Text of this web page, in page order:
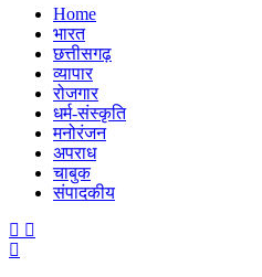
Home
भारत
छत्तीसगढ़
व्यापार
रोजगार
धर्म-संस्कृति
मनोरंजन
अपराध
चाबुक
संपादकीय